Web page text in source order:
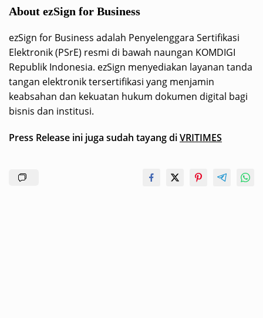
About ezSign for Business
ezSign for Business adalah Penyelenggara Sertifikasi
Elektronik (PSrE) resmi di bawah naungan KOMDIGI
Republik Indonesia. ezSign menyediakan layanan tanda
tangan elektronik tersertifikasi yang menjamin
keabsahan dan kekuatan hukum dokumen digital bagi
bisnis dan institusi.
Press Release ini juga sudah tayang diVRITIMES